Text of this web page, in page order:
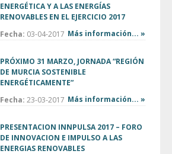
ENERGÉTICA Y A LAS ENERGÍAS
RENOVABLES EN EL EJERCICIO 2017
Fecha: 03-04-2017 Más información... »
PRÓXIMO 31 MARZO, JORNADA “REGIÓN
DE MURCIA SOSTENIBLE
ENERGÉTICAMENTE”
Fecha: 23-03-2017 Más información... »
PRESENTACION INNPULSA 2017 – FORO
DE INNOVACION E IMPULSO A LAS
ENERGIAS RENOVABLES